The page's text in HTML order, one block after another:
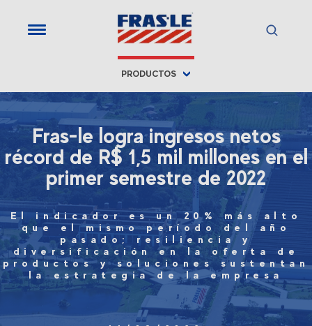
PRODUCTOS
Fras-le logra ingresos netos
récord de R$ 1,5 mil millones en el
primer semestre de 2022
El indicador es un 20% más alto
que el mismo período del año
pasado; resiliencia y
diversificación en la oferta de
productos y soluciones sustentan
la estrategia de la empresa